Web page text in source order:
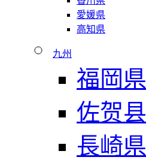
愛媛県
高知県
九州
福岡県
佐贺县
長崎県